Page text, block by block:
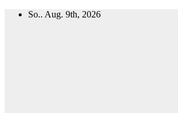
Zum
So.. Aug. 9th, 2026